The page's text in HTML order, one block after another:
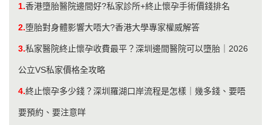
1.香港墮胎醫院邊間好?私家診所+終止懷孕手術價錢排名
2.堕胎對身體影響大唔大?香港大學專家權威解答
3.私家醫院終止懷孕收費最平？深圳邊間醫院可以墮胎｜2026
公立VS私家價格全攻略
4.終止懷孕多少錢？深圳羅湖口岸流程是怎樣｜幾多錢、要唔
要預約、要注意咩